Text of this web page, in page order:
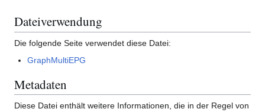
Dateiverwendung
Die folgende Seite verwendet diese Datei:
GraphMultiEPG
Metadaten
Diese Datei enthält weitere Informationen, die in der Regel von